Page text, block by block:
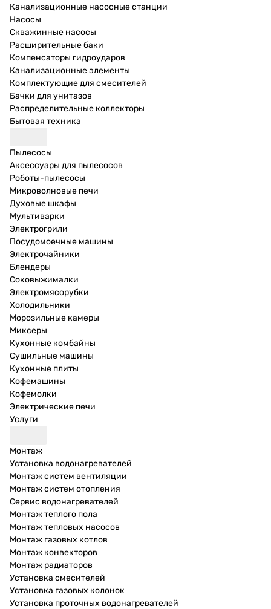
Канализационные насосные станции
Насосы
Скважинные насосы
Расширительные баки
Компенсаторы гидроударов
Канализационные элементы
Комплектующие для смесителей
Бачки для унитазов
Распределительные коллекторы
Бытовая техника
Пылесосы
Аксессуары для пылесосов
Роботы-пылесосы
Микроволновые печи
Духовые шкафы
Мультиварки
Электрогрили
Посудомоечные машины
Электрочайники
Блендеры
Соковыжималки
Электромясорубки
Холодильники
Морозильные камеры
Миксеры
Кухонные комбайны
Сушильные машины
Кухонные плиты
Кофемашины
Кофемолки
Электрические печи
Услуги
Монтаж
Установка водонагревателей
Монтаж систем вентиляции
Монтаж систем отопления
Сервис водонагревателей
Монтаж теплого пола
Монтаж тепловых насосов
Монтаж газовых котлов
Монтаж конвекторов
Монтаж радиаторов
Установка смесителей
Установка газовых колонок
Установка проточных водонагревателей